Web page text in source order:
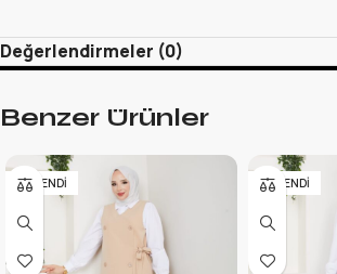
Değerlendirmeler (0)
Benzer Ürünler
TÜKENDI TÜKENDI